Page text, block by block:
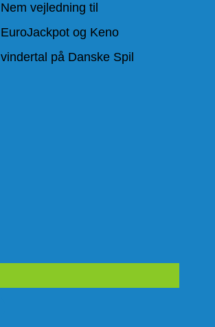
Nem vejledning til
EuroJackpot og Keno
vindertal på Danske Spil